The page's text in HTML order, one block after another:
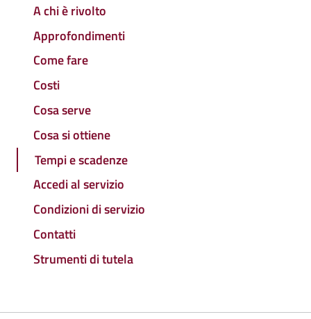
A chi è rivolto
Approfondimenti
Come fare
Costi
Cosa serve
Cosa si ottiene
Tempi e scadenze
Accedi al servizio
Condizioni di servizio
Contatti
Strumenti di tutela